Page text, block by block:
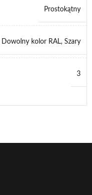
Prostokątny
Dowolny kolor RAL, Szary
3